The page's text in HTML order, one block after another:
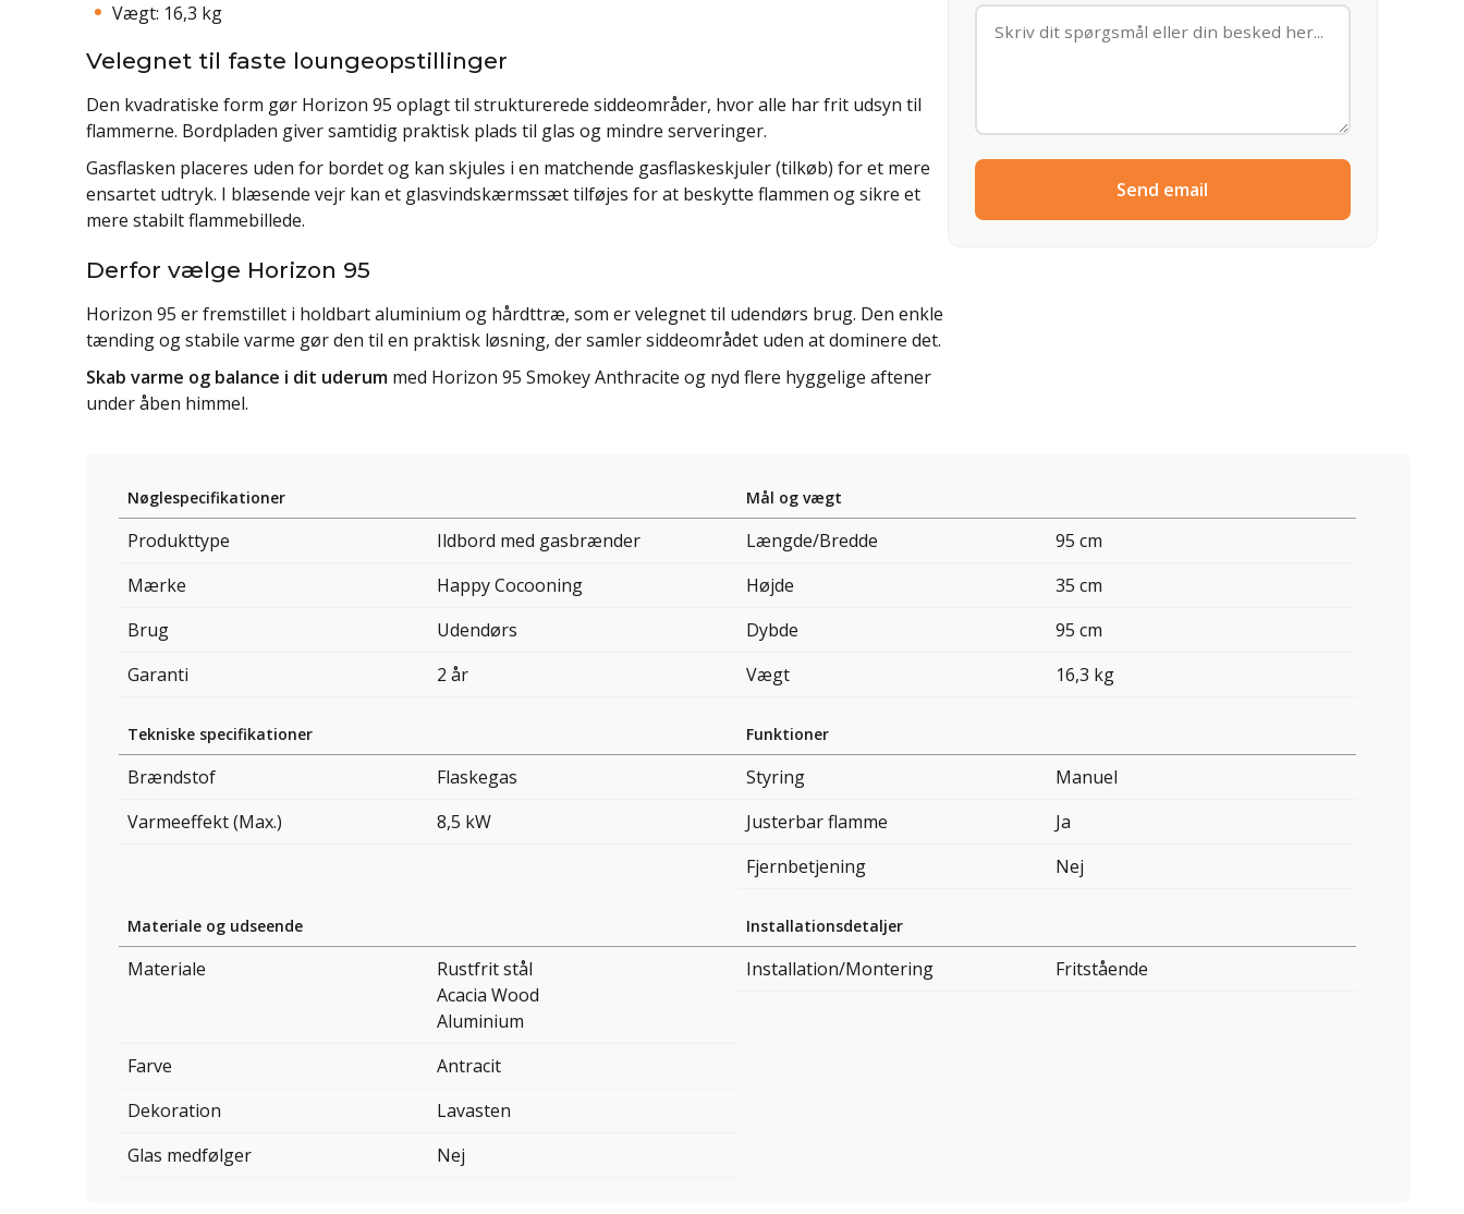
Vægt: 16,3 kg
Velegnet til faste loungeopstillinger
Den kvadratiske form gør Horizon 95 oplagt til strukturerede siddeområder, hvor alle har frit udsyn til
flammerne. Bordpladen giver samtidig praktisk plads til glas og mindre serveringer.
Gasflasken placeres uden for bordet og kan skjules i en matchende gasflaskeskjuler (tilkøb) for et mere
ensartet udtryk. I blæsende vejr kan et glasvindskærmssæt tilføjes for at beskytte flammen og sikre et
mere stabilt flammebillede.
Derfor vælge Horizon 95
Horizon 95 er fremstillet i holdbart aluminium og hårdttræ, som er velegnet til udendørs brug. Den enkle
tænding og stabile varme gør den til en praktisk løsning, der samler siddeområdet uden at dominere det.
Skab varme og balance i dit uderum med Horizon 95 Smokey Anthracite og nyd flere hyggelige aftener
under åben himmel.
Send email
Nøglespecifikationer
Produkttype
Ildbord med gasbrænder
Mærke
Happy Cocooning
Brug
Udendørs
Garanti
2 år
Mål og vægt
Længde/Bredde
95 cm
Højde
35 cm
Dybde
95 cm
Vægt
16,3 kg
Tekniske specifikationer
Brændstof
Flaskegas
Varmeeffekt (Max.)
8,5 kW
Funktioner
Styring
Manuel
Justerbar flamme
Ja
Fjernbetjening
Nej
Materiale og udseende
Materiale
Rustfrit stål
Acacia Wood
Aluminium
Farve
Antracit
Dekoration
Lavasten
Glas medfølger
Nej
Installationsdetaljer
Installation/Montering Fritstående